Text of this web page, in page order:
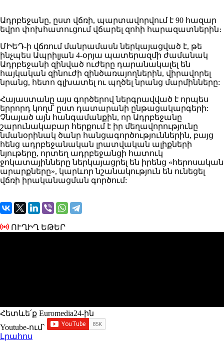
Ադրբեջանը, ըստ վճռի, պարտավորվում է 90 հազար
եվրո փոխհատուցում վճարել զոհի հարազատներին։
ՄԻԵԴ-ի վճռում մանրամասն ներկայացված է, թե
ինչպես Ապրիլյան 4-օրյա պատերազմի ժամանակ
Ադրբեջանի զինված ուժերը դարանակալել են
հայկական զինուժի զինծառայողներին, վիրավորել
նրանց, հետո գլխատել ու պղծել նրանց մարմինները:
Հայաստանը այս գործերով ներգրավված է որպես
երրորդ կողմ՝ ըստ դատարանի ընթացակարգերի:
Չնայած այն հանգամանքին, որ Ադրբեջանը
շարունակաբար հերքում է իր մեղավորությունը
նմանօրինակ ծանր հանցագործություններին, բայց
հենց ադրբեջանական լրատվական ալիքների
նյութերը, որտեղ ադրբեջանցի հատուկ
ջոկատայինները ներկայացրել են իրենց «հերոսական
արարքները», կարևոր նշանակություն են ունեցել
վճռի իրականացման գործում:
ՈՒՂԻՂ ԵԹԵՐ
Հետևե՛ք Euromedia24-ին
Youtube-ում`
Լրահոս